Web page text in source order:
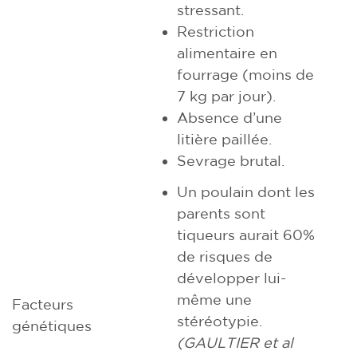
stressant.
Restriction
alimentaire en
fourrage (moins de
7 kg par jour).
Absence d’une
litière paillée.
Sevrage brutal.
Facteurs
génétiques
Un poulain dont les
parents sont
tiqueurs aurait 60%
de risques de
développer lui-
même une
stéréotypie.
(GAULTIER et al